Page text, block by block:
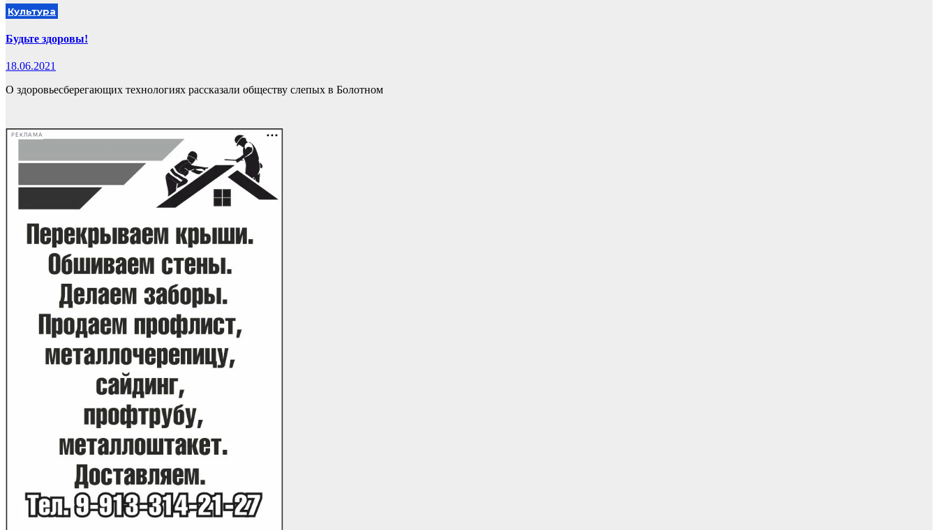
Культура
Будьте здоровы!
18.06.2021
О здоровьесберегающих технологиях рассказали обществу слепых в Болотном
РЕКЛАМА